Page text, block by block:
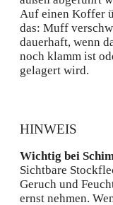
Auf einen Koffer
das: Muff
dauerhaft, wenn
noch klamm ist
gelagert wird.
HINWEIS
Wichtig bei
Sichtbare
Geruch und
ernst nehmen.